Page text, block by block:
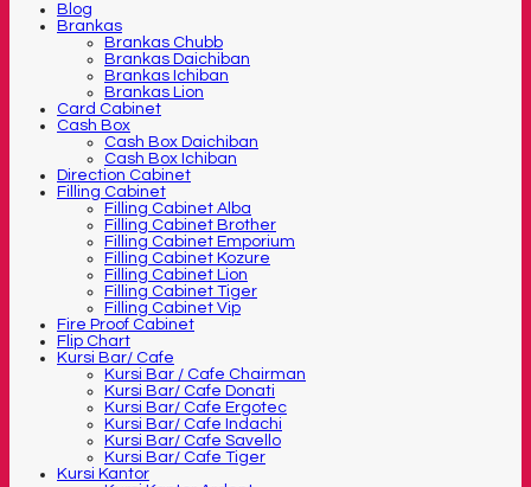
Blog
Brankas
Brankas Chubb
Brankas Daichiban
Brankas Ichiban
Brankas Lion
Card Cabinet
Cash Box
Cash Box Daichiban
Cash Box Ichiban
Direction Cabinet
Filling Cabinet
Filling Cabinet Alba
Filling Cabinet Brother
Filling Cabinet Emporium
Filling Cabinet Kozure
Filling Cabinet Lion
Filling Cabinet Tiger
Filling Cabinet Vip
Fire Proof Cabinet
Flip Chart
Kursi Bar/ Cafe
Kursi Bar / Cafe Chairman
Kursi Bar/ Cafe Donati
Kursi Bar/ Cafe Ergotec
Kursi Bar/ Cafe Indachi
Kursi Bar/ Cafe Savello
Kursi Bar/ Cafe Tiger
Kursi Kantor